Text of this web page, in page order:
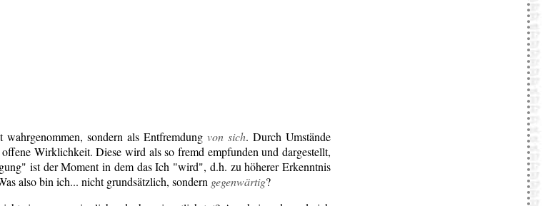
sondern als Entfremdungvon sich. Durch Umstände
Wirklichkeit. Diese wird als so fremd empfunden und dargestellt,
ist der Moment in dem das Ich "wird", d.h. zu höherer Erkenntnis
also bin ich... nicht grundsätzlich, sondern gegenwärtig?